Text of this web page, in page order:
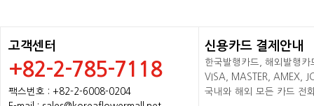
고객센터
+82-2-785-7118
팩스번호 : +82-2-6008-0204
신용카드 결제안내
한국발행카드, 해외발행
VISA, MASTER, AMEX,
국내와 해외 모든 카드 전